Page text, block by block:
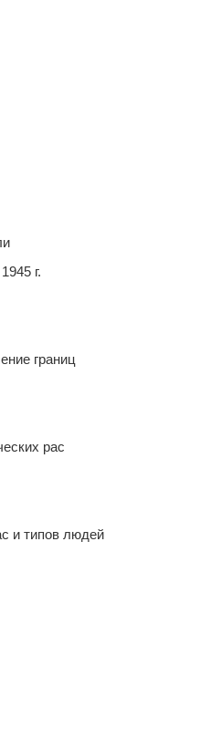
г.
границ
рас
и типов людей